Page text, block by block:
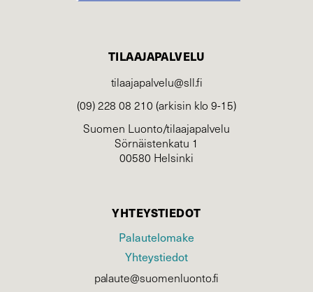
TILAAJAPALVELU
tilaajapalvelu@sll.fi
(09) 228 08 210 (arkisin klo 9-15)
Suomen Luonto/tilaajapalvelu
Sörnäistenkatu 1
00580 Helsinki
YHTEYSTIEDOT
Palautelomake
Yhteystiedot
palaute@suomenluonto.fi